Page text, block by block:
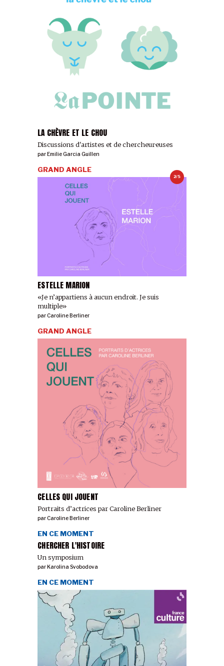
LA CHÈVRE ET LE CHOU
Discussions d'artistes et de chercheur·euses
parEmilie Garcia Guillen
2/5
ESTELLE MARION
«Je n’appartiens à aucun endroit. Je suis
multiple»
GRAND ANGLE
parCaroline Berliner
CELLES QUI JOUENT
Portraits d’actrices par Caroline Berliner
GRAND ANGLE
parCaroline Berliner
CHERCHER L'HISTOIRE
Un symposium
EN CE MOMENT
parKarolina Svobodova
EN CE MOMENT